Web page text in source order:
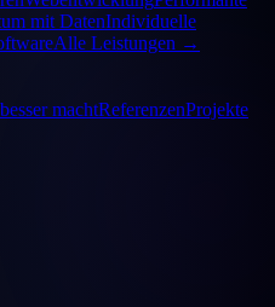
mit DatenIndividuelle
Alle Leistungen →
machtReferenzenProjekte